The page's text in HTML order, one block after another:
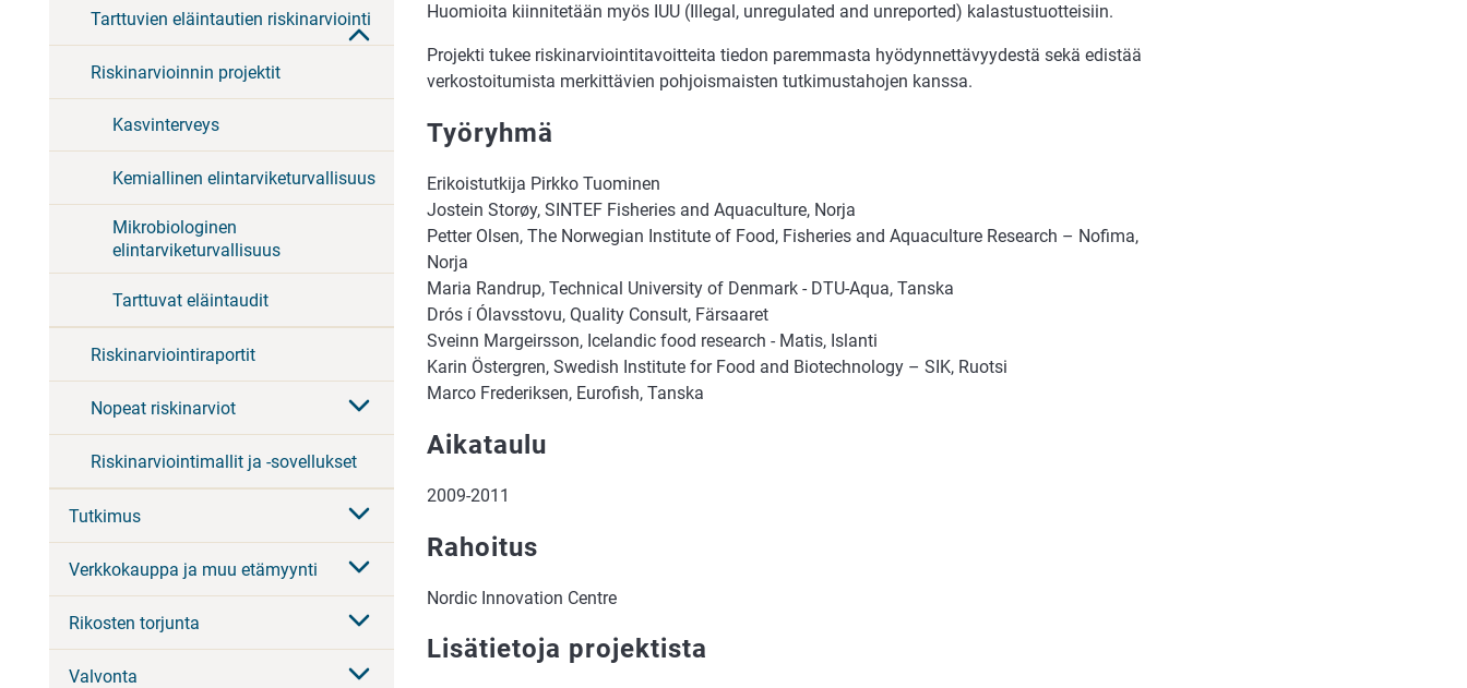
Tarttuvien eläintautien riskinarviointi
Riskinarvioinnin projektit
Kasvinterveys
Kemiallinen elintarviketurvallisuus
Mikrobiologinen
elintarviketurvallisuus
Tarttuvat eläintaudit
Riskinarviointiraportit
Nopeat riskinarviot
Riskinarviointimallit ja -sovellukset
Tutkimus
Verkkokauppa ja muu etämyynti
Rikosten torjunta
Valvonta
Huomioita kiinnitetään myös IUU (Illegal, unregulated and unreported) kalastustuotteisiin.
Projekti tukee riskinarviointitavoitteita tiedon paremmasta hyödynnettävyydestä sekä edistää
verkostoitumista merkittävien pohjoismaisten tutkimustahojen kanssa.
Työryhmä
Erikoistutkija Pirkko Tuominen
Jostein Storøy, SINTEF Fisheries and Aquaculture, Norja
Petter Olsen, The Norwegian Institute of Food, Fisheries and Aquaculture Research – Nofima,
Norja
Maria Randrup, Technical University of Denmark - DTU-Aqua, Tanska
Drós í Ólavsstovu, Quality Consult, Färsaaret
Sveinn Margeirsson, Icelandic food research - Matis, Islanti
Karin Östergren, Swedish Institute for Food and Biotechnology – SIK, Ruotsi
Marco Frederiksen, Eurofish, Tanska
Aikataulu
2009-2011
Rahoitus
Nordic Innovation Centre
Lisätietoja projektista